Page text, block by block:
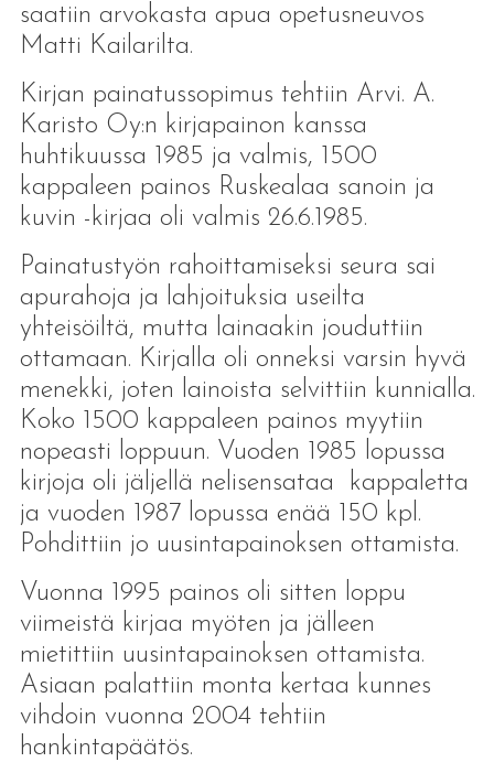
saatiin arvokasta apua opetusneuvos
Matti Kailarilta.
Kirjan painatussopimus tehtiin Arvi. A.
Karisto Oy:n kirjapainon kanssa
huhtikuussa 1985 ja valmis, 1500
kappaleen painos Ruskealaa sanoin ja
kuvin -kirjaa oli valmis 26.6.1985.
Painatustyön rahoittamiseksi seura sai
apurahoja ja lahjoituksia useilta
yhteisöiltä, mutta lainaakin jouduttiin
ottamaan. Kirjalla oli onneksi varsin hyvä
menekki, joten lainoista selvittiin kunnialla.
Koko 1500 kappaleen painos myytiin
nopeasti loppuun. Vuoden 1985 lopussa
kirjoja oli jäljellä nelisensataa kappaletta
ja vuoden 1987 lopussa enää 150 kpl.
Pohdittiin jo uusintapainoksen ottamista.
Vuonna 1995 painos oli sitten loppu
viimeistä kirjaa myöten ja jälleen
mietittiin uusintapainoksen ottamista.
Asiaan palattiin monta kertaa kunnes
vihdoin vuonna 2004 tehtiin
hankintapäätös.